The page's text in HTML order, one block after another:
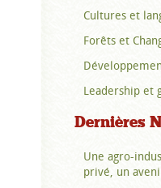
Cultures et
Forêts et
Leadership et
Dernières
Une agro-
privé, un